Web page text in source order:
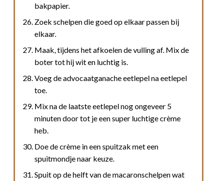
bakpapier.
Zoek schelpen die goed op elkaar passen bij
elkaar.
Maak, tijdens het afkoelen de vulling af. Mix de
boter tot hij wit en luchtig is.
Voeg de advocaatganache eetlepel na eetlepel
toe.
Mix na de laatste eetlepel nog ongeveer 5
minuten door tot je een super luchtige crème
heb.
Doe de crème in een spuitzak met een
spuitmondje naar keuze.
Spuit op de helft van de macaronschelpen wat